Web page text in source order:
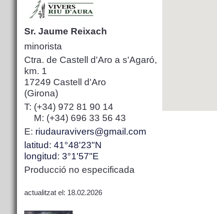
Sr. Jaume Reixach
minorista
Ctra. de Castell d'Aro a s'Agaró,
km. 1
17249 Castell d'Aro
(Girona)
T: (+34) 972 81 90 14
M: (+34) 696 33 56 43
E: riudauravivers@gmail.com
latitud: 41°48'23"N
longitud: 3°1'57"E
Producció no especificada
actualitzat el: 18.02.2026